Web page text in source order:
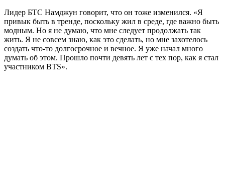
Лидер БТС Намджун говорит, что он тоже изменился. «Я
привык быть в тренде, поскольку жил в среде, где важно быть
модным. Но я не думаю, что мне следует продолжать так
жить. Я не совсем знаю, как это сделать, но мне захотелось
создать что-то долгосрочное и вечное. Я уже начал много
думать об этом. Прошло почти девять лет с тех пор, как я стал
участником BTS».